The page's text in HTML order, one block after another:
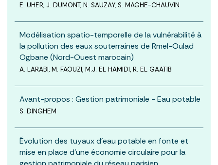
E. UHER, J. DUMONT, N. SAUZAY, S. MAGHE-CHAUVIN
Modélisation spatio-temporelle de la vulnérabilité à
la pollution des eaux souterraines de Rmel-Oulad
Ogbane (Nord-Ouest marocain)
A. LARABI, M. FAOUZI, M.J. EL HAMIDI, R. EL GAATIB
Avant-propos : Gestion patrimoniale - Eau potable
S. DINGHEM
Évolution des tuyaux d’eau potable en fonte et
mise en place d’une économie circulaire pour la